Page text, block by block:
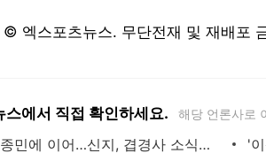
엑스포츠뉴스. 무단전재 및 재배포
스에서 직접 확인하세요. 해당 언론사로
'결혼' 김종민에 이어…신지, 겹경사 소식에 깜짝